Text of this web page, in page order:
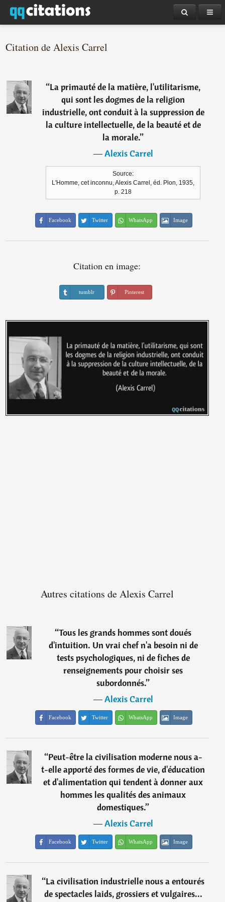
Citation de Alexis Carrel
“La primauté de la matière, l'utilitarisme,
qui sont les dogmes de la religion
industrielle, ont conduit à la suppression de
la culture intellectuelle, de la beauté et de
la morale.”
―Alexis Carrel
Source:
L'Homme, cet inconnu, Alexis Carrel, éd. Plon, 1935,
p. 218
Facebook Twitter WhatsApp Image
Citation en image:
tumblr Pinterest
Autres citations de Alexis Carrel
“Tous les grands hommes sont doués
d'intuition. Un vrai chef n'a besoin ni de
tests psychologiques, ni de fiches de
renseignements pour choisir ses
subordonnés.”
―Alexis Carrel
Facebook Twitter WhatsApp Image
“Peut-être la civilisation moderne nous a-
t-elle apporté des formes de vie, d'éducation
et d'alimentation qui tendent à donner aux
hommes les qualités des animaux
domestiques.”
―Alexis Carrel
Facebook Twitter WhatsApp Image
“La civilisation industrielle nous a entourés
de spectacles laids, grossiers et vulgaires...